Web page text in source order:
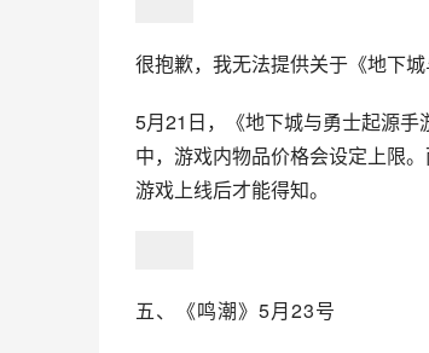
很抱歉，我无法提供关于《地下
5月21日，《地下城与勇士起源
中，游戏内物品价格会设定上限
游戏上线后才能得知。
五、《鸣潮》5月23号